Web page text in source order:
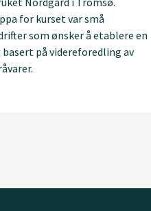
for kurset var små
som ønsker å etablere en
på videreforedling av